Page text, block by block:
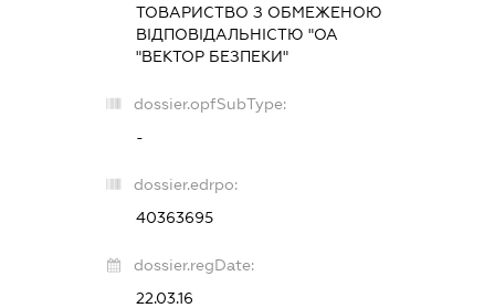
ТОВАРИСТВО З ОБМЕЖЕНОЮ
ВІДПОВІДАЛЬНІСТЮ "ОА
"ВЕКТОР БЕЗПЕКИ"
dossier.opfSubType:
-
dossier.edrpo:
40363695
dossier.regDate:
22.03.16